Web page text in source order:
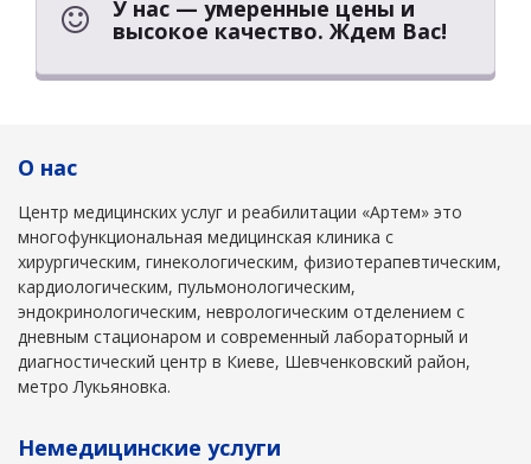
У нас — умеренные цены и
высокое качество. Ждем Вас!
О нас
Центр медицинских услуг и реабилитации «Артем» это
многофункциональная медицинская клиника с
хирургическим, гинекологическим, физиотерапевтическим,
кардиологическим, пульмонологическим,
эндокринологическим, неврологическим отделением с
дневным стационаром и современный лабораторный и
диагностический центр в Киеве, Шевченковский район,
метро Лукьяновка.
Немедицинские услуги